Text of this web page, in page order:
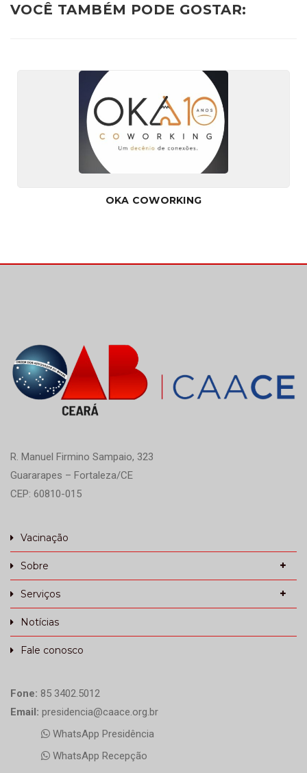
VOCÊ TAMBÉM PODE GOSTAR:
OKA COWORKING
R. Manuel Firmino Sampaio, 323
Guararapes – Fortaleza/CE
CEP: 60810-015
Vacinação
Sobre
Serviços
Notícias
Fale conosco
Fone: 85 3402.5012
Email: presidencia@caace.org.br
WhatsApp Presidência
WhatsApp Recepção